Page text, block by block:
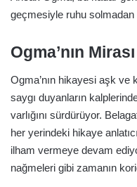
geçmesiyle ruhu
Ogma’nın Mirası
Ogma’nın hikayesi aşk ve
saygı duyanların
varlığını sürdürüyor.
her yerindeki hikaye
ilham vermeye devam
nağmeleri gibi zamanın